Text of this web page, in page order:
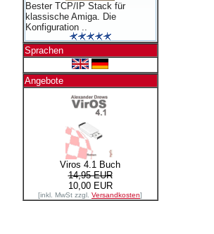
Bester TCP/IP Stack für
klassische Amiga. Die
Konfiguration ..
Sprachen
Angebote
Viros 4.1 Buch
14,95 EUR
10,00 EUR
[inkl. MwSt zzgl. Versandkosten]